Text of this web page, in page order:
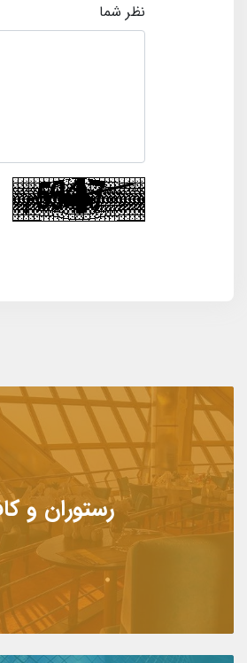
نظر شما
رستوران و